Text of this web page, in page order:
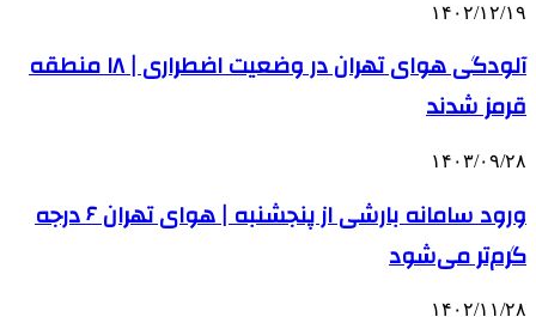
۱۴۰۲/۱۲/۱۹
آلودگی هوای تهران در وضعیت اضطراری | ۱۸ منطقه
قرمز شدند
۱۴۰۳/۰۹/۲۸
ورود سامانه بارشی از پنجشنبه | هوای تهران ۶ درجه
گرم‌تر می‌شود
۱۴۰۲/۱۱/۲۸